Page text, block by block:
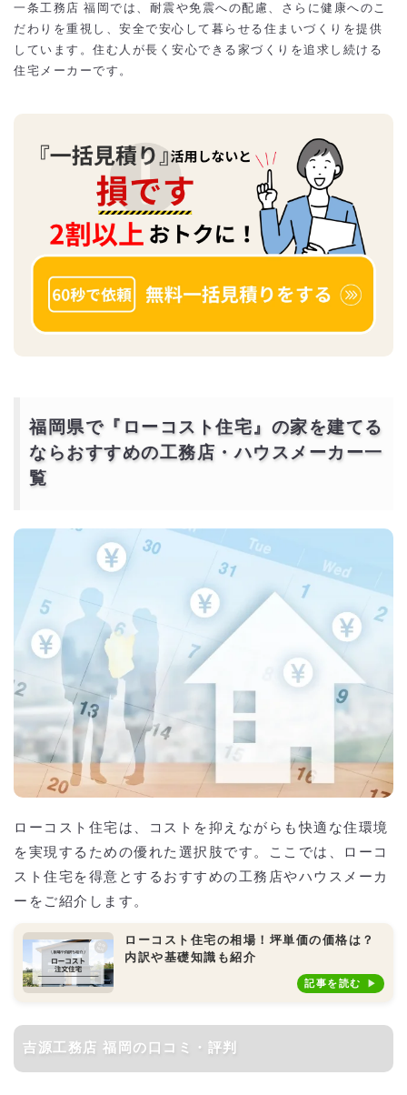
一条工務店 福岡では、耐震や免震への配慮、さらに健康へのこ
だわりを重視し、安全で安心して暮らせる住まいづくりを提供
しています。住む人が長く安心できる家づくりを追求し続ける
住宅メーカーです。
福岡県で『ローコスト住宅』の家を建てる
ならおすすめの工務店・ハウスメーカー一
覧
ローコスト住宅は、コストを抑えながらも快適な住環境
を実現するための優れた選択肢です。ここでは、ローコ
スト住宅を得意とするおすすめの工務店やハウスメーカ
ーをご紹介します。
ローコスト住宅の相場！坪単価の価格は？
内訳や基礎知識も紹介
記事を読む
吉源工務店 福岡の口コミ・評判